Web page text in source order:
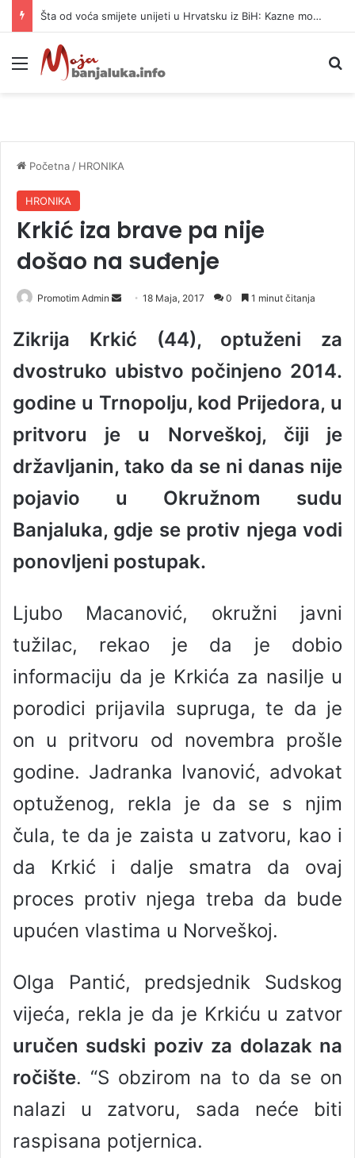
Šta od voća smijete unijeti u Hrvatsku iz BiH: Kazne mogu dostići 13.260 evra
Meni
Početna / HRONIKA
HRONIKA
Krkić iza brave pa nije
došao na suđenje
Promotim Admin
n
a
e
18 Maja, 2017 0 1 minut čitanja
Zikrija Krkić (44), optuženi za
dvostruko ubistvo počinjeno 2014.
godine u Trnopolju, kod Prijedora, u
pritvoru je u Norveškoj, čiji je
državljanin, tako da se ni danas nije
pojavio u Okružnom sudu
Banjaluka, gdje se protiv njega vodi
ponovljeni postupak.
Ljubo Macanović, okružni javni
tužilac, rekao je da je dobio
informaciju da je Krkića za nasilje u
porodici prijavila supruga, te da je
on u pritvoru od novembra prošle
godine. Jadranka Ivanović, advokat
optuženog, rekla je da se s njim
čula, te da je zaista u zatvoru, kao i
da Krkić i dalje smatra da ovaj
proces protiv njega treba da bude
upućen vlastima u Norveškoj.
Olga Pantić, predsjednik Sudskog
vijeća, rekla je da je Krkiću u zatvor
uručen sudski poziv za dolazak na
ročište. “S obzirom na to da se on
nalazi u zatvoru, sada neće biti
raspisana potjernica.